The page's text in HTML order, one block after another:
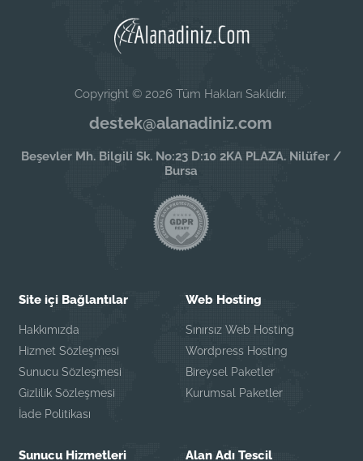
Copyright © 2026 Tüm Hakları Saklıdır.
destek@alanadiniz.com
Beşevler Mh. Bilgili Sk. No:23 D:10 2KA PLAZA. Nilüfer /
Bursa
Site içi Bağlantılar
Hakkımızda
Hizmet Sözleşmesi
Sunucu Sözleşmesi
Gizlilik Sözleşmesi
İade Politikası
Web Hosting
Sınırsız Web Hosting
Wordpress Hosting
Bireysel Paketler
Kurumsal Paketler
Sunucu Hizmetleri Alan Adı Tescil